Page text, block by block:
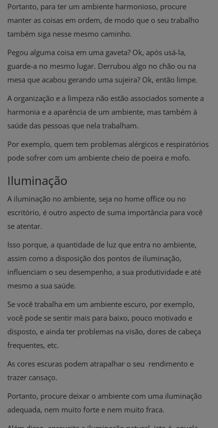
Portanto, para ter um ambiente harmonioso, procure
manter as coisas em ordem, de modo que o seu trabalho
também siga nesse mesmo caminho.
Pegou alguma coisa em uma gaveta? Ok, após usá-la,
guarde-a no mesmo lugar. Derrubou algo no chão ou na
mesa que acabou gerando uma sujeira? Ok, então limpe.
A organização e a limpeza não estão associados somente a
harmonia e a aparência de um ambiente, mas também à
saúde das pessoas que nela trabalham.
Por exemplo, quem tem problemas alérgicos e respiratórios
pode sofrer com um ambiente cheio de poeira e mofo.
Iluminação
A iluminação no ambiente, seja no home office ou no
escritório, é outro aspecto de suma importância para você
se atentar.
Isso porque, a quantidade de luz que entra no ambiente,
assim como a disposição dos pontos de iluminação,
influenciam o seu desempenho, a sua produtividade e até
mesmo a sua saúde.
Se você trabalha em um ambiente escuro, por exemplo,
você pode se sentir mais para baixo, pouco motivado e
disposto, e ainda ter problemas na visão, dores de cabeça
frequentes, etc.
As cores escuras podem atrapalhar o seu rendimento e
trazer cansaço.
Portanto, procure deixar o ambiente com uma iluminação
adequada, nem muito forte e nem muito fraca.